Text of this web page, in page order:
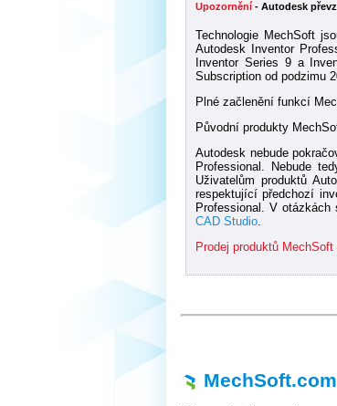
Upozornění - Autodesk
Technologie MechSoft
Autodesk Inventor
Inventor Series 9 a
Subscription od podzimu
Plné začlenění funkcí
Původní produkty
Autodesk nebude
Professional. Nebude
Uživatelům produktů
respektující předchozí
Professional. V
CAD Studio
Prodej produktů